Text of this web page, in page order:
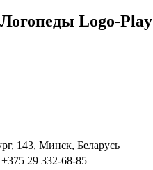
Logo-Play
143, Минск, Беларусь
29 332-68-85